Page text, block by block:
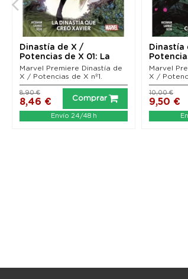
Dinastía de X /
Potencias de X 01: La
dinastía que creó...
Marvel Premiere Dinastía de
X / Potencias de X nº1.
8,46 €
8,90 €
Comprar
Envío 24/48 h
Dinastía
ahora
Marvel
X /
9,50 €
10,00 €